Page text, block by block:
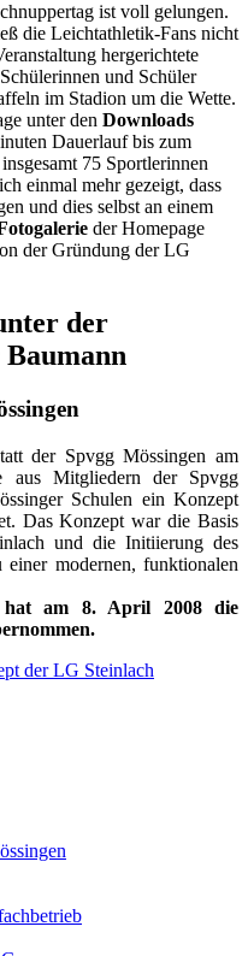
ist voll gelungen.
die Leichtathletik-Fans nicht
hergerichtete
und Schüler
im Stadion um die Wette.
unter den Downloads
Dauerlauf bis zum
75 Sportlerinnen
einmal mehr gezeigt, dass
und dies selbst an einem
der Homepage
der Gründung der LG
der
der Spvgg Mössingen am
aus Mitgliedern der Spvgg
Schulen ein Konzept
Das Konzept war die Basis
und die Initiierung des
einer modernen, funktionalen
hat am 8. April 2008 die
der LG Steinlach